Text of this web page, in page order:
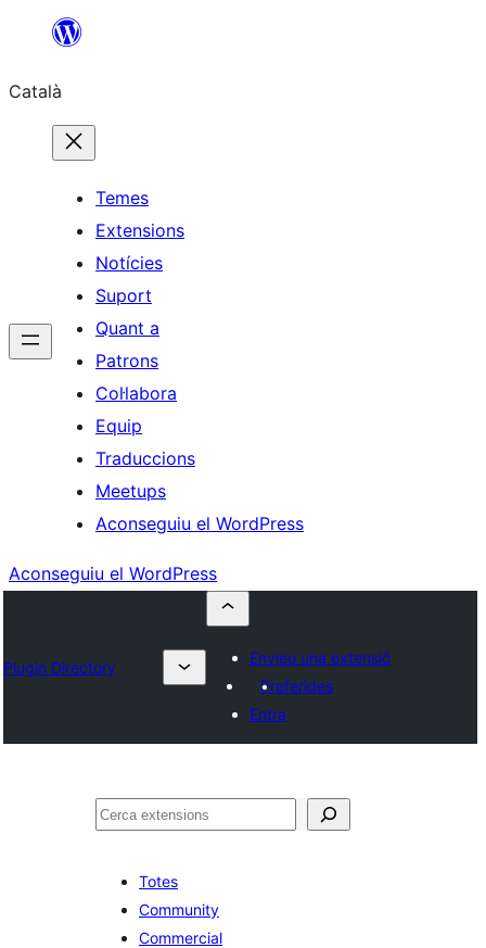
contingut
Català
Temes
Extensions
Notícies
Suport
Quant a
Patrons
Col·labora
Equip
Traduccions
Meetups
Aconseguiu el WordPress
Aconseguiu el WordPress
Plugin Directory
Envieu una extensió
Preferides
Entra
Cerca
Totes
Community
Commercial